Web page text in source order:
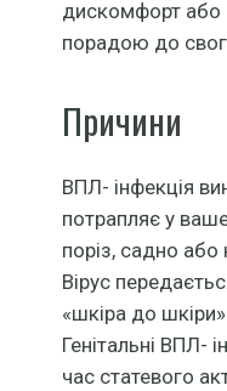
дискомфорт або
порадою до
Причини
ВПЛ- інфекція
потрапляє у
поріз, садно або
Вірус
«шкіра до
Генітальні ВПЛ-
час статевого